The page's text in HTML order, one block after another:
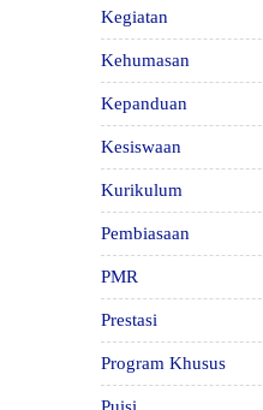
Kegiatan
Kehumasan
Kepanduan
Kesiswaan
Kurikulum
Pembiasaan
PMR
Prestasi
Program Khusus